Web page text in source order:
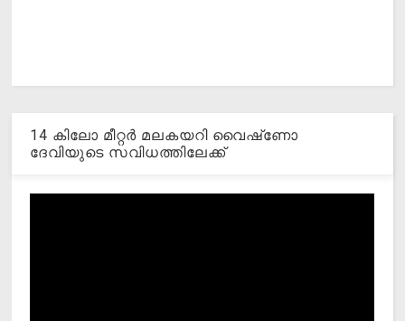
14 കിലോ മീറ്റര്‍ മലകയറി വൈഷ്‌ണോ
ദേവിയുടെ സവിധത്തിലേക്ക്